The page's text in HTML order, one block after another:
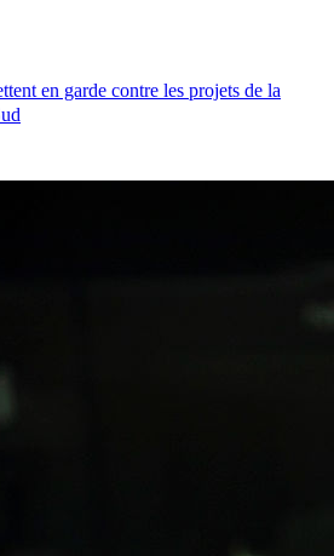
en garde contre les projets de la